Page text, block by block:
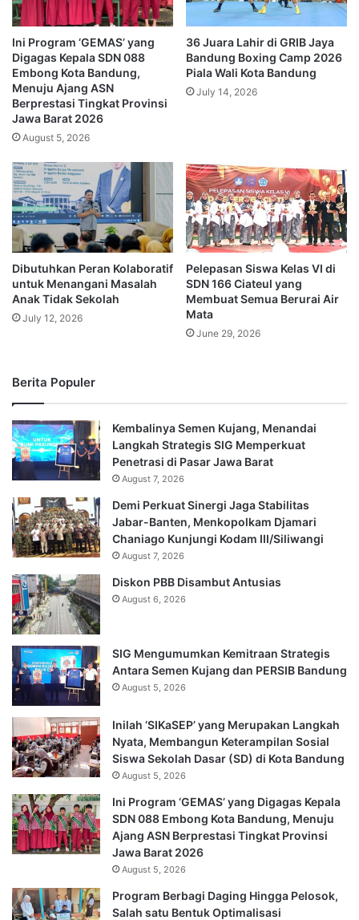
Ini Program ‘GEMAS’ yang
Digagas Kepala SDN 088
Embong Kota Bandung,
Menuju Ajang ASN
Berprestasi Tingkat Provinsi
Jawa Barat 2026
August 5, 2026
36 Juara Lahir di GRIB Jaya
Bandung Boxing Camp 2026
Piala Wali Kota Bandung
July 14, 2026
Dibutuhkan Peran Kolaboratif
untuk Menangani Masalah
Anak Tidak Sekolah
July 12, 2026
Pelepasan Siswa Kelas VI di
SDN 166 Ciateul yang
Membuat Semua Berurai Air
Mata
June 29, 2026
Berita Populer
Kembalinya Semen Kujang, Menandai
Langkah Strategis SIG Memperkuat
Penetrasi di Pasar Jawa Barat
August 7, 2026
Demi Perkuat Sinergi Jaga Stabilitas
Jabar-Banten, Menkopolkam Djamari
Chaniago Kunjungi Kodam III/Siliwangi
August 7, 2026
Diskon PBB Disambut Antusias
August 6, 2026
SIG Mengumumkan Kemitraan Strategis
Antara Semen Kujang dan PERSIB Bandung
August 5, 2026
Inilah ‘SIKaSEP’ yang Merupakan Langkah
Nyata, Membangun Keterampilan Sosial
Siswa Sekolah Dasar (SD) di Kota Bandung
August 5, 2026
Ini Program ‘GEMAS’ yang Digagas Kepala
SDN 088 Embong Kota Bandung, Menuju
Ajang ASN Berprestasi Tingkat Provinsi
Jawa Barat 2026
August 5, 2026
Program Berbagi Daging Hingga Pelosok,
Salah satu Bentuk Optimalisasi